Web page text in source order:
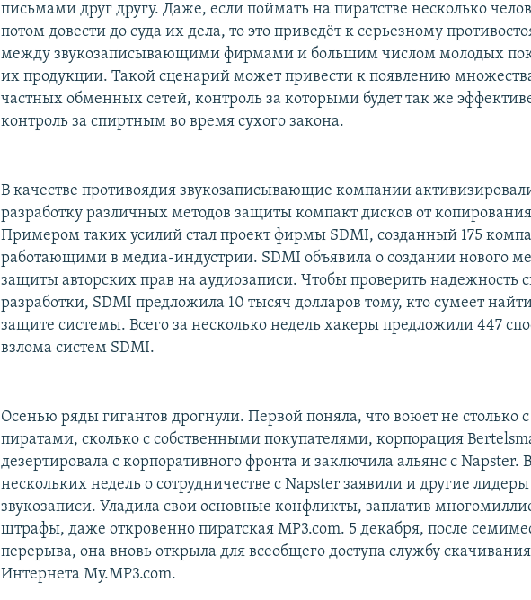
письмами друг другу. Даже, если поймать на пиратстве несколько
потом довести до суда их дела, то это приведёт к серьезному
между звукозаписывающими фирмами и большим числом молодых
их продукции. Такой сценарий может привести к появлению
частных обменных сетей, контроль за которыми будет так же
контроль за спиртным во время сухого закона.
В качестве противоядия звукозаписывающие компании
разработку различных методов защиты компакт дисков от
Примером таких усилий стал проект фирмы SDMI, созданный 175
работающими в медиа-индустрии. SDMI объявила о создании нового
защиты авторских прав на аудиозаписи. Чтобы проверить надежность
разработки, SDMI предложила 10 тысяч долларов тому, кто сумеет
защите системы. Всего за несколько недель хакеры предложили 447
взлома систем SDMI.
Осенью ряды гигантов дрогнули. Первой поняла, что воюет не столько с
пиратами, сколько с собственными покупателями, корпорация
дезертировала с корпоративного фронта и заключила альянс с Napster.
нескольких недель о сотрудничестве с Napster заявили и другие
звукозаписи. Уладила свои основные конфликты, заплатив
штрафы, даже откровенно пиратская MP3.com. 5 декабря, после
перерыва, она вновь открыла для всеобщего доступа службу
Интернета My.MP3.com.